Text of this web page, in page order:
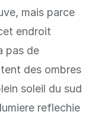
mais parce
endroit
pas de
des ombres
soleil du sud
reflechie